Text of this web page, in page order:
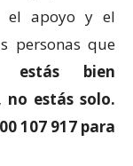
el apoyo y el
personas que
bien
no estás solo.
107 917 para